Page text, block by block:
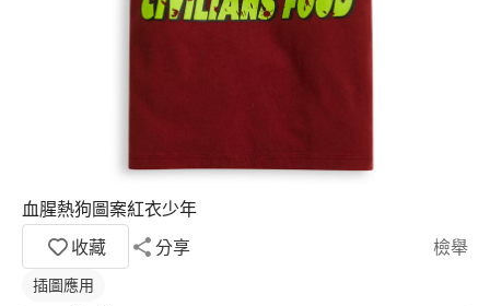
血腥熱狗圖案紅衣少年
收藏
分享 檢舉
插圖應用